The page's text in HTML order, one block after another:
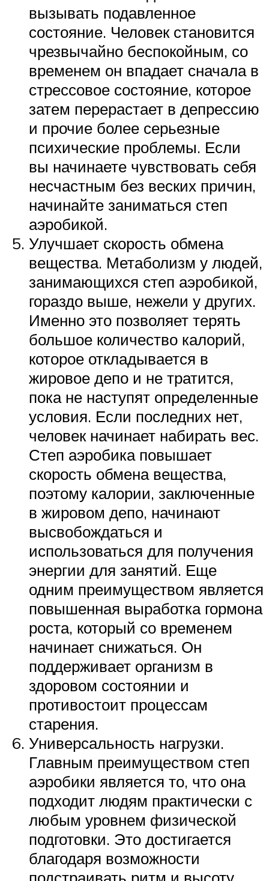
вызывать подавленное
состояние. Человек становится
чрезвычайно беспокойным, со
временем он впадает сначала в
стрессовое состояние, которое
затем перерастает в депрессию
и прочие более серьезные
психические проблемы. Если
вы начинаете чувствовать себя
несчастным без веских причин,
начинайте заниматься степ
аэробикой.
Улучшает скорость обмена
вещества. Метаболизм у людей,
занимающихся степ аэробикой,
гораздо выше, нежели у других.
Именно это позволяет терять
большое количество калорий,
которое откладывается в
жировое депо и не тратится,
пока не наступят определенные
условия. Если последних нет,
человек начинает набирать вес.
Степ аэробика повышает
скорость обмена вещества,
поэтому калории, заключенные
в жировом депо, начинают
высвобождаться и
использоваться для получения
энергии для занятий. Еще
одним преимуществом является
повышенная выработка гормона
роста, который со временем
начинает снижаться. Он
поддерживает организм в
здоровом состоянии и
противостоит процессам
старения.
Универсальность нагрузки.
Главным преимуществом степ
аэробики является то, что она
подходит людям практически с
любым уровнем физической
подготовки. Это достигается
благодаря возможности